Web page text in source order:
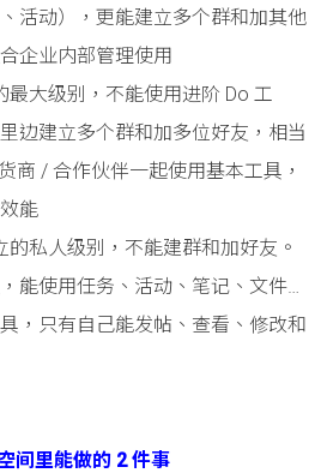
、活动），更能建立多个群和加其他
企业内部管理使用
最大级别，不能使用进阶 Do 工
边建立多个群和加多位好友，相当
商 / 合作伙伴一起使用基本工具，
能
的私人级别，不能建群和加好友。
能使用任务、活动、笔记、文件…
，只有自己能发帖、查看、修改和
间里能做的 2 件事